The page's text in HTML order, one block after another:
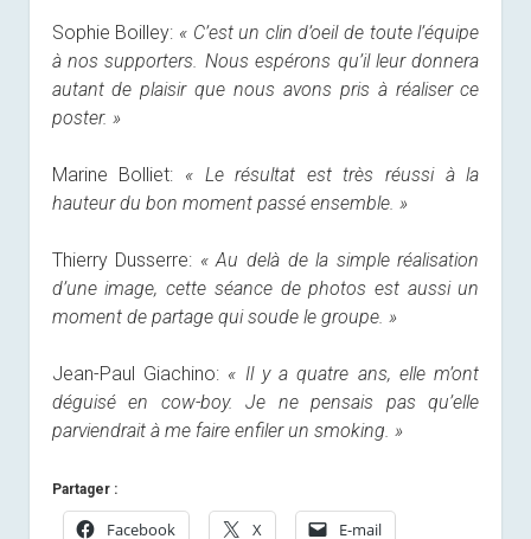
Sophie Boilley: « C’est un clin d’oeil de toute l’équipe
à nos supporters. Nous espérons qu’il leur donnera
autant de plaisir que nous avons pris à réaliser ce
poster. »
Marine Bolliet: « Le résultat est très réussi à la
hauteur du bon moment passé ensemble. »
Thierry Dusserre: « Au delà de la simple réalisation
d’une image, cette séance de photos est aussi un
moment de partage qui soude le groupe. »
Jean-Paul Giachino: « Il y a quatre ans, elle m’ont
déguisé en cow-boy. Je ne pensais pas qu’elle
parviendrait à me faire enfiler un smoking. »
Partager :
Facebook X E-mail